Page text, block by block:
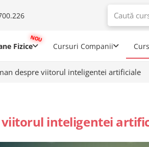
Fizice Cursuri Companii
despre viitorul inteligentei artificiale
viitorul inteligentei